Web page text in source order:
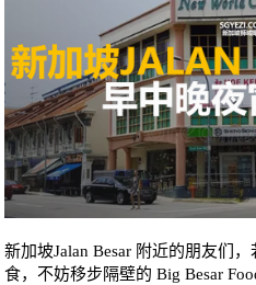
新加坡Jalan Besar 附近的朋友们
食，不妨移步隔壁的 Big Besar